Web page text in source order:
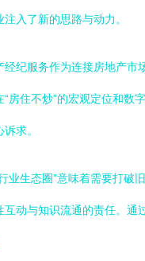
入了新的思路与动力。
经纪服务作为连接房地产市
房住不炒”的宏观定位和数
求。
业生态圈”意味着需要打
互动与知识流通的责任。